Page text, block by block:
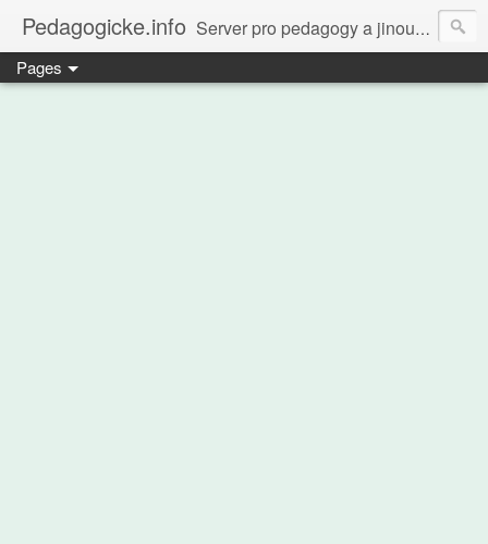
Pedagogicke.info Server pro pedagogy a jinou zvířenu
Pages